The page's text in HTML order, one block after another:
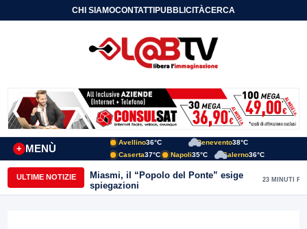
CHI SIAMOCONTATTIPUBBLICITÀCERCA
MENÙ
+
Avellino36°C Benevento38°C
Caserta37°C Napoli35°C Salerno36°C
ULTIME NOTIZIE
Miasmi, il “Popolo del Ponte” esige
spiegazioni
23 MINUTI FA